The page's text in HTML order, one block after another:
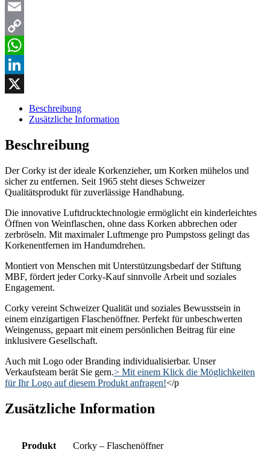
Facebook
Email
Copy
Link
WhatsApp
LinkedIn
Beschreibung
Zusätzliche Information
Beschreibung
Der Corky ist der ideale Korkenzieher, um Korken mühelos und
sicher zu entfernen. Seit 1965 steht dieses Schweizer
Qualitätsprodukt für zuverlässige Handhabung.
Die innovative Luftdrucktechnologie ermöglicht ein kinderleichtes
Öffnen von Weinflaschen, ohne dass Korken abbrechen oder
zerbröseln. Mit maximaler Luftmenge pro Pumpstoss gelingt das
Korkenentfernen im Handumdrehen.
Montiert von Menschen mit Unterstützungsbedarf der Stiftung
MBF, fördert jeder Corky-Kauf sinnvolle Arbeit und soziales
Engagement.
Corky vereint Schweizer Qualität und soziales Bewusstsein in
einem einzigartigen Flaschenöffner. Perfekt für unbeschwerten
Weingenuss, gepaart mit einem persönlichen Beitrag für eine
inklusivere Gesellschaft.
Auch mit Logo oder Branding individualisierbar. Unser
Verkaufsteam berät Sie gern.> Mit einem Klick die Möglichkeiten
für Ihr Logo auf diesem Produkt anfragen!</p
Zusätzliche Information
Produkt Corky – Flaschenöffner